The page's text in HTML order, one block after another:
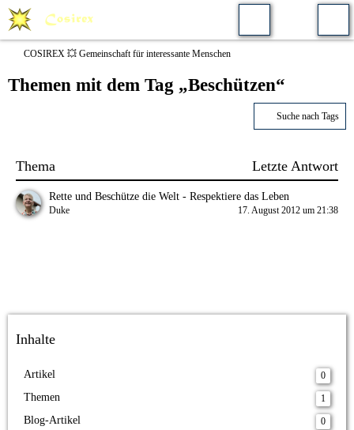
COSIREX 💥 Gemeinschaft für interessante Menschen
Themen mit dem Tag „Beschützen“
Suche nach Tags
Thema Letzte Antwort
Rette und Beschütze die Welt - Respektiere das Leben
Duke 17. August 2012 um 21:38
Inhalte
Artikel 0
Themen 1
Blog-Artikel 0